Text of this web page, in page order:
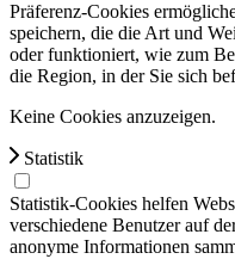
Präferenz-Cookies
speichern, die die Art und
oder funktioniert, wie zum
die Region, in der Sie sich
Keine Cookies anzuzeigen.
Statistik
Statistik-Cookies helfen
verschiedene Benutzer auf
anonyme Informationen